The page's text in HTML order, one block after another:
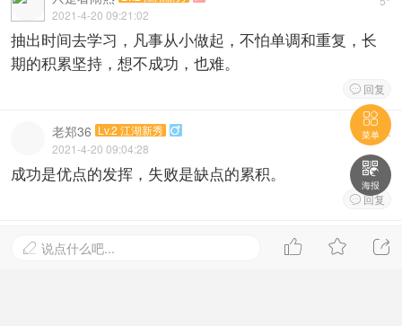
2021-4-20 09:21:02
抽出时间去学习，凡事从小做起，不怕单调和重复，长
期的积累坚持，想不成功，也难。
 回复
地板
老郑36 Lv.2 江湖新秀 
2021-4-20 09:04:28
成功是优点的发挥，失败是缺点的累积。
 回复
板凳
小靖人氨
2021-4-20 06:49:24

菜单

海报



 说点什么吧...